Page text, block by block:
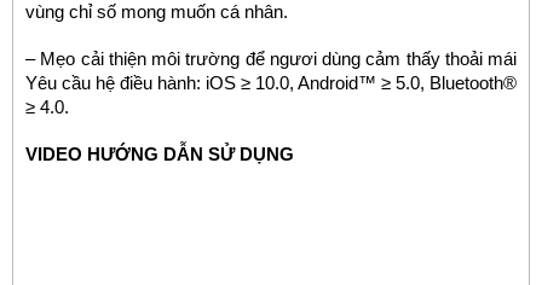
vùng chỉ số mong muốn cá nhân.
– Mẹo cải thiện môi trường để ngươi dùng cảm thấy thoải mái
Yêu cầu hệ điều hành: iOS ≥ 10.0, Android™ ≥ 5.0, Bluetooth®
≥ 4.0.
VIDEO HƯỚNG DẪN SỬ DỤNG